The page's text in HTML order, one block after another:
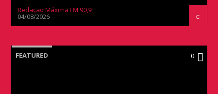
Redação Máxima FM 90,9
04/08/2026
FEATURED 0